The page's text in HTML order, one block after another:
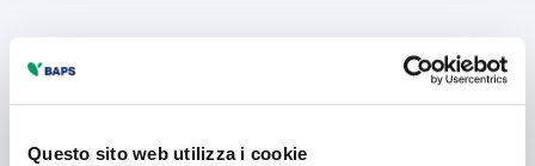
Questo sito web utilizza i cookie